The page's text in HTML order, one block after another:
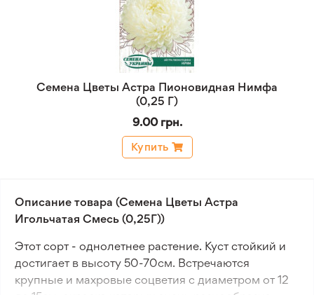
Семена Цветы Астра Пионовидная Нимфа
(0,25 Г)
9.00 грн.
Купить
Описание товара (Семена Цветы Астра
Игольчатая Смесь (0,25Г))
Этот сорт - однолетнее растение. Куст стойкий и
достигает в высоту 50-70см. Встречаются
крупные и махровые соцветия с диаметром от 12